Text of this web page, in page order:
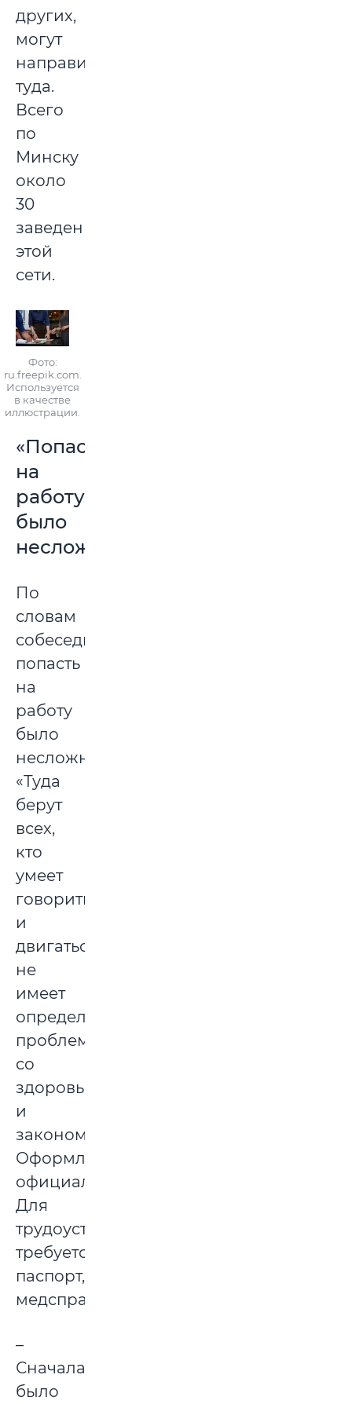
других,
могут
направить
туда.
Всего
по
Минску
около
30
заведений
этой
сети.
Фото:
ru.freepik.com.
Используется
в качестве
иллюстрации.
«Попасть
на
работу
было
несложно»
По
словам
собеседника,
попасть
на
работу
было
несложно.
«Туда
берут
всех,
кто
умеет
говорить
и
двигаться,
не
имеет
определенных
проблем
со
здоровьем
и
законом».
Оформление
официальное.
Для
трудоустройства
требуется
паспорт,
медсправка.
–
Сначала
было